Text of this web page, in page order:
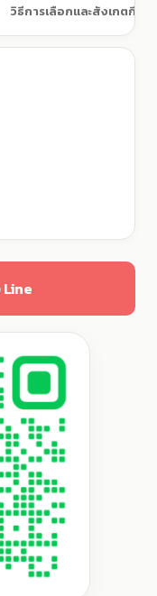
วิธีการเลือกและสังเกตกีวี่
Line